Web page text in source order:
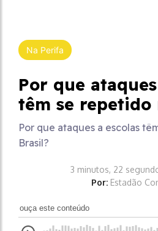
Na Perifa
Por que
têm se repetido
Por que ataques a escolas
Brasil?
3 minutos, 22
Por: Estadão
ouça este conteúdo